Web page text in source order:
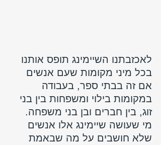
לאכזבתנו השיימינג תופס אותנו
בכל מיני מקומות שעם אנשים
אם זה בבתי ספר, בעבודה
במקומות בילוי ומשפחות בין בני
זוג, בין חברים ובן בני משפחה.
מי שעושה שיימינג אלו אנשים
שלא חושבים על מה שבאמת